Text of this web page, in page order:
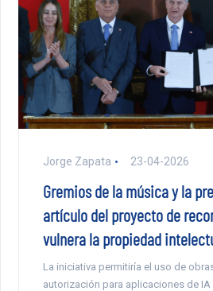
Jorge Zapata 23-04-2026
Gremios de la música y la
artículo del proyecto de
vulnera la propiedad
La iniciativa permitiría el uso de
autorización para aplicaciones de